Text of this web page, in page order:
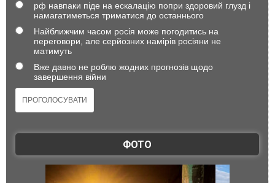
рф навпаки піде на ескалацію попри здоровий глузд і
намагатиметься триматися до останнього
Найближчим часом росія може погодитись на
переговори, але серйозних намірів росіяни не
матимуть
Вже давно не роблю жодних прогнозів щодо
завершення війни
ФОТО